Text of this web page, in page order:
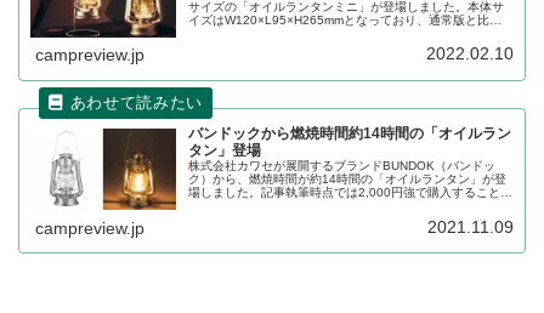
サイズの「オイルランタンミニ」が登場しました。本体サ
イズはW120×L95×H265mmとなっており、通常版と比べ
campreview.jp 2022.02.10
バンドックから燃焼時間約14時間の「オイルラン
タン」登場
株式会社カワセが展開するブランドBUNDOK（バンドッ
ク）から、燃焼時間が約14時間の「オイルランタン」が登
場しました。記事執筆時点では2,000円強で購入することが
campreview.jp 2021.11.09